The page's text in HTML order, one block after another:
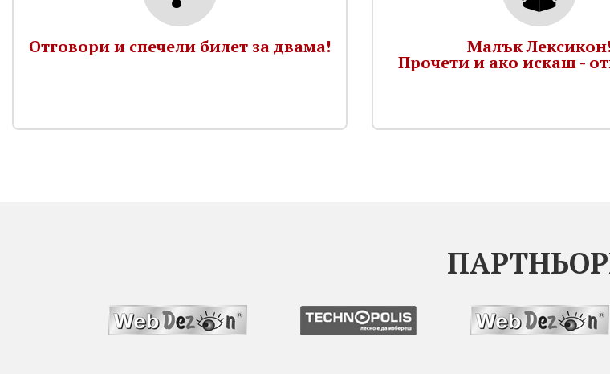
Отговори и спечели билет за двама! Малък
Прочети и ако искаш -